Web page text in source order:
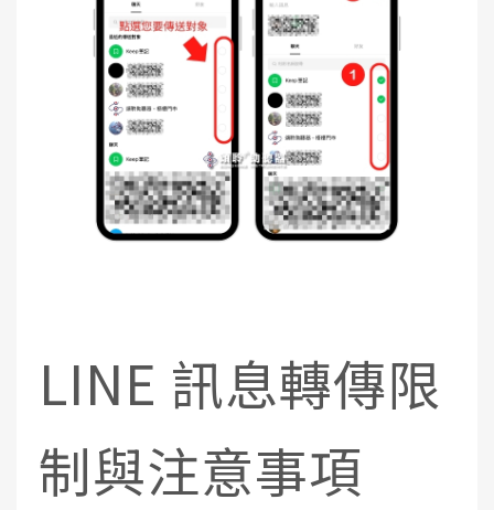
LINE 訊息轉傳限
制與注意事項